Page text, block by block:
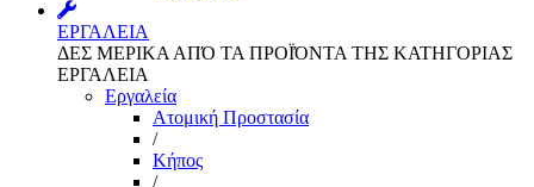
ΕΡΓΑΛΕΙΑ
ΔΕΣ ΜΕΡΙΚΑ ΑΠΌ ΤΑ ΠΡΟΪΌΝΤΑ ΤΗΣ ΚΑΤΗΓΟΡΙΑΣ
ΕΡΓΑΛΕΙΑ
Εργαλεία
Aτομική Προστασία
/
Kήπος
/